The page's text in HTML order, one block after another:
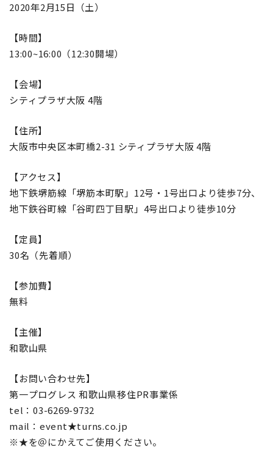
2020年2月15日（土）
【時間】
13:00~16:00（12:30開場）
【会場】
シティプラザ大阪 4階
【住所】
大阪市中央区本町橋2-31 シティプラザ大阪 4階
【アクセス】
地下鉄堺筋線「堺筋本町駅」12号・1号出口より徒歩7分、
地下鉄谷町線「谷町四丁目駅」4号出口より徒歩10分
【定員】
30名（先着順）
【参加費】
無料
【主催】
和歌山県
【お問い合わせ先】
第一プログレス 和歌山県移住PR事業係
tel：03-6269-9732
mail：event★turns.co.jp
※★を＠にかえてご使用ください。